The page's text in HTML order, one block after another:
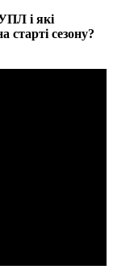
і які
сезону?